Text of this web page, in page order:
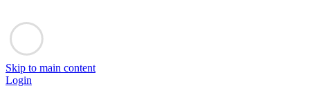
Skip to main content
Login